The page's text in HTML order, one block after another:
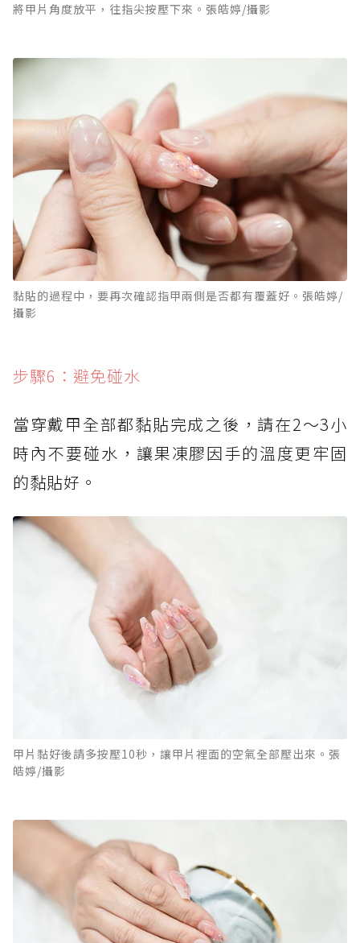
將甲片角度放平，往指尖按壓下來。張皓婷/攝影
黏貼的過程中，要再次確認指甲兩側是否都有覆蓋好。張皓婷/
攝影
步驟6：避免碰水
當穿戴甲全部都黏貼完成之後，請在2～3小
時內不要碰水，讓果凍膠因手的溫度更牢固
的黏貼好。
甲片黏好後請多按壓10秒，讓甲片裡面的空氣全部壓出來。張
皓婷/攝影